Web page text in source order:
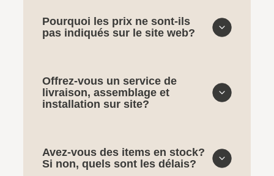
Pourquoi les prix ne sont-ils
pas indiqués sur le site web?
Offrez-vous un service de
livraison, assemblage et
installation sur site?
Avez-vous des items en stock?
Si non, quels sont les délais?